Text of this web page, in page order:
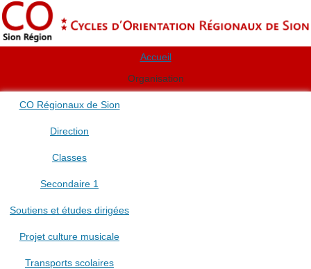
Accueil
Organisation
CO Régionaux de Sion
Direction
Classes
Secondaire 1
Soutiens et études dirigées
Projet culture musicale
Transports scolaires